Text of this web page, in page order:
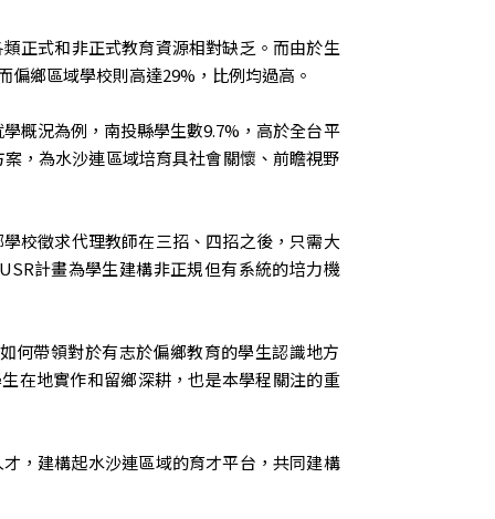
正式和非正式教育資源相對缺乏。而由於生
鄉區域學校則高達29%，比例均過高。
概況為例，南投縣學生數9.7%，高於全台平
，為水沙連區域培育具社會關懷、前瞻視野
校徵求代理教師在三招、四招之後，只需大
計畫為學生建構非正規但有系統的培力機
何帶領對於有志於偏鄉教育的學生認識地方
在地實作和留鄉深耕，也是本學程關注的重
，建構起水沙連區域的育才平台，共同建構